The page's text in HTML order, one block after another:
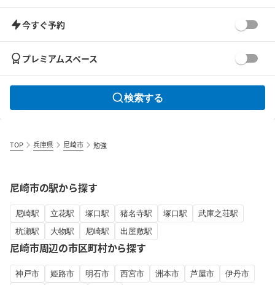
今すぐ予約
プレミアムスペース
検索する
TOP 兵庫県 尼崎市 勉強
尼崎市の駅から探す
尼崎駅 立花駅 塚口駅 猪名寺駅 塚口駅
武庫之荘駅
杭瀬駅
大物駅 尼崎駅 出屋敷駅
尼崎市周辺の市区町村から探す
神戸市 姫路市 明石市 西宮市 洲本市 芦屋市
伊丹市